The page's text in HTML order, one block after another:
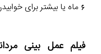
6 ماه یا بیشتر برای خوابیدن و نتیجه نهایی زمان ببرد.
فیلم عمل بینی